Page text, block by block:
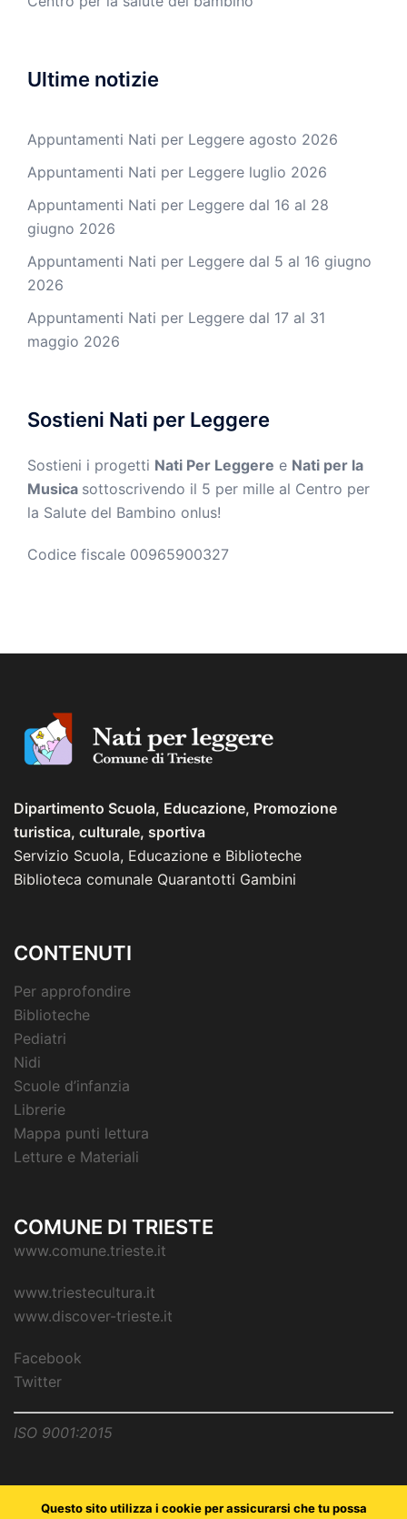
Ultime notizie
Appuntamenti Nati per Leggere agosto 2026
Appuntamenti Nati per Leggere luglio 2026
Appuntamenti Nati per Leggere dal 16 al 28
giugno 2026
Appuntamenti Nati per Leggere dal 5 al 16 giugno
2026
Appuntamenti Nati per Leggere dal 17 al 31
maggio 2026
Sostieni Nati per Leggere
Sostieni i progetti Nati Per Leggere e Nati per la
Musica sottoscrivendo il 5 per mille al Centro per
la Salute del Bambino onlus!
Codice fiscale 00965900327
Dipartimento Scuola, Educazione, Promozione
turistica, culturale, sportiva
Servizio Scuola, Educazione e Biblioteche
Biblioteca comunale Quarantotti Gambini
CONTENUTI
Per approfondire
Biblioteche
Pediatri
Nidi
Scuole d’infanzia
Librerie
Mappa punti lettura
Letture e Materiali
COMUNE DI TRIESTE
www.comune.trieste.it
www.triestecultura.it
www.discover-trieste.it
Facebook
Twitter
ISO 9001:2015
Questo sito utilizza i cookie per assicurarsi che tu possa